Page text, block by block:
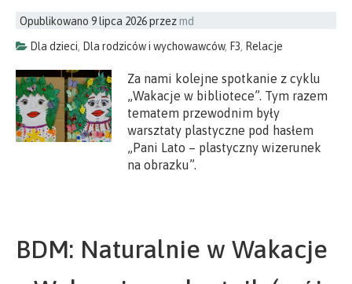
Opublikowano 9 lipca 2026przezmd
Dla dzieci, Dla rodziców i wychowawców, F3, Relacje
Za nami kolejne spotkanie z cyklu
„Wakacje w bibliotece”. Tym razem
tematem przewodnim były
warsztaty plastyczne pod hasłem
„Pani Lato – plastyczny wizerunek
na obrazku”.
BDM: Naturalnie w Wakacje